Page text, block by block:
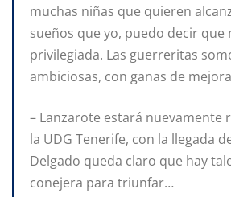
muchas niñas que quieren
sueños que yo, puedo decir que
privilegiada. Las guerreritas
ambiciosas, con ganas de
– Lanzarote estará nuevamente
la UDG Tenerife, con la llegada
Delgado queda claro que hay
conejera para triunfar…